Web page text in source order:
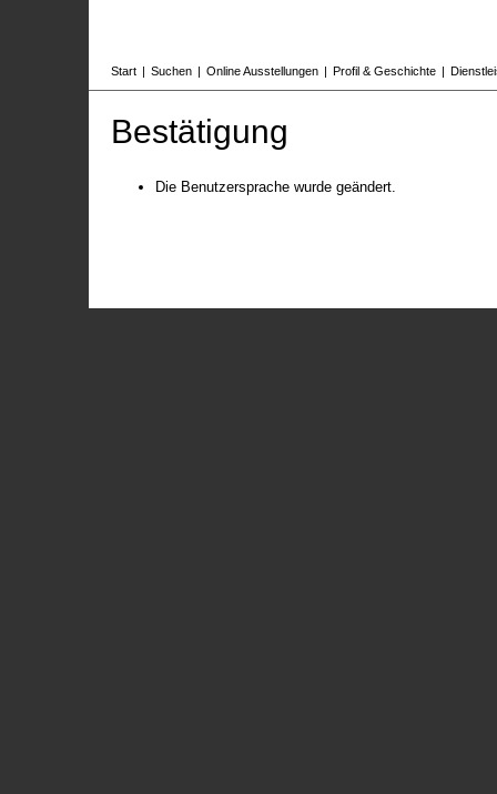
Start | Suchen | Online Ausstellungen | Profil & Geschichte |
Bestätigung
Die Benutzersprache wurde geändert.